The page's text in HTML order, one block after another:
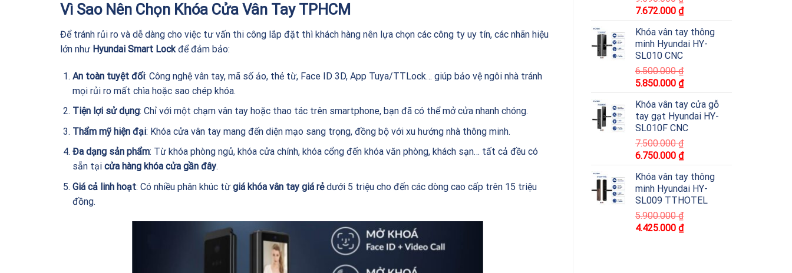
Vì Sao Nên Chọn Khóa Cửa Vân Tay TPHCM
Để tránh rủi ro và dễ dàng cho việc tư vấn thi công lắp đặt thì khách hàng nên lựa chọn các công ty uy tín, các nhãn hiệu
lớn như Hyundai Smart Lockđể đảm bảo:
An toàn tuyệt đối: Công nghệ vân tay, mã số ảo, thẻ từ, Face ID 3D, App Tuya/TTLock… giúp bảo vệ ngôi nhà tránh
mọi rủi ro mất chìa hoặc sao chép khóa.
Tiện lợi sử dụng: Chỉ với một chạm vân tay hoặc thao tác trên smartphone, bạn đã có thể mở cửa nhanh chóng.
Thẩm mỹ hiện đại: Khóa cửa vân tay mang đến diện mạo sang trọng, đồng bộ với xu hướng nhà thông minh.
Đa dạng sản phẩm: Từ khóa phòng ngủ, khóa cửa chính, khóa cổng đến khóa văn phòng, khách sạn… tất cả đều có
sẵn tại cửa hàng khóa cửa gần đây.
Giá cả linh hoạt: Có nhiều phân khúc từ giá khóa vân tay giá rẻdưới 5 triệu cho đến các dòng cao cấp trên 15 triệu
đồng.
7.672.000 ₫
Khóa vân tay thông
minh Hyundai HY-
SL010 CNC
6.500.000₫
5.850.000 ₫
Khóa vân tay cửa gỗ
tay gạt Hyundai HY-
SL010F CNC
7.500.000₫
6.750.000 ₫
Khóa vân tay thông
minh Hyundai HY-
SL009 TTHOTEL
5.900.000₫
4.425.000 ₫